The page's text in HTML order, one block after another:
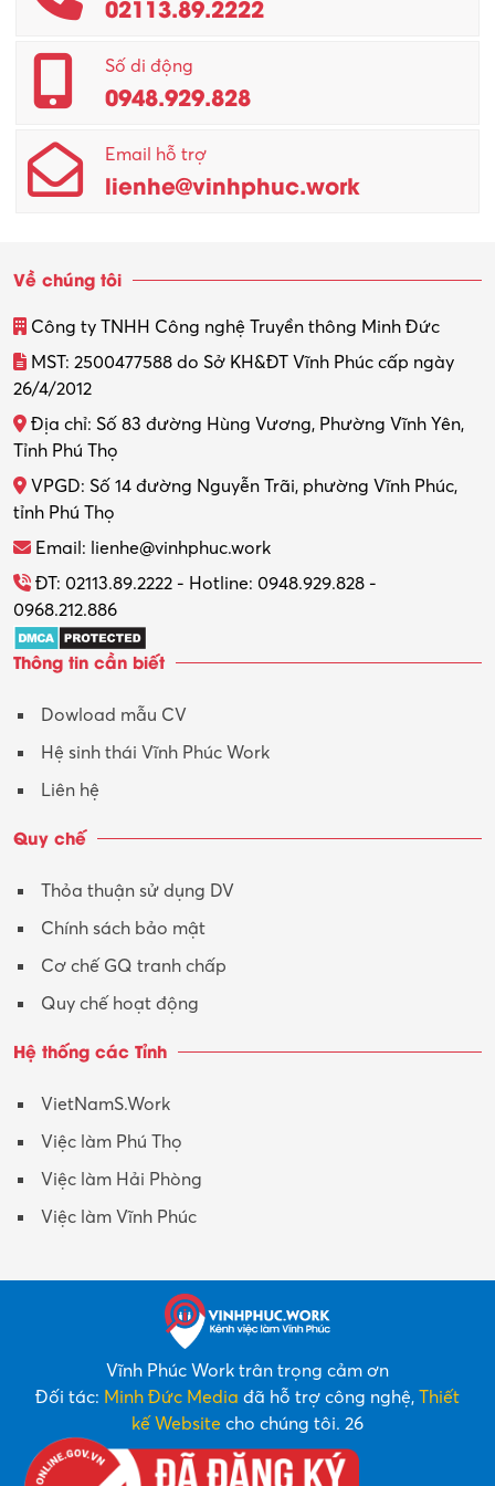
Promotion Girl (PG)
Quản lý – Giám đốc
Quản lý chất lượng – QC
Quản lý sản xuất
Quản trị kinh doanh
Thiết kế nội thất
Thợ máy – Ô tô – Xe máy
Thực tập
Tổ chức sự kiện – Quà tặng
Trợ lý
Tư vấn
Tư vấn – Kiến trúc
Y tế-Dược
02113.89.2222
Số di động
0948.929.828
Email hỗ trợ
lienhe@vinhphuc.work
Về chúng tôi
Công ty TNHH Công nghệ Truyền thông Minh Đức
MST: 2500477588 do Sở KH&ĐT Vĩnh Phúc cấp ngày
26/4/2012
Địa chỉ: Số 83 đường Hùng Vương, Phường Vĩnh Yên,
Tỉnh Phú Thọ
VPGD: Số 14 đường Nguyễn Trãi, phường Vĩnh Phúc,
tỉnh Phú Thọ
Email: lienhe@vinhphuc.work
ĐT: 02113.89.2222 - Hotline: 0948.929.828 -
0968.212.886
Thông tin cần biết
Dowload mẫu CV
Hệ sinh thái Vĩnh Phúc Work
Liên hệ
Quy chế
Thỏa thuận sử dụng DV
Chính sách bảo mật
Cơ chế GQ tranh chấp
Quy chế hoạt động
Hệ thống các Tỉnh
VietNamS.Work
Việc làm Phú Thọ
Việc làm Hải Phòng
Việc làm Vĩnh Phúc
Vĩnh Phúc Work trân trọng cảm ơn
Đối tác: Minh Đức Media đã hỗ trợ công nghệ, Thiết
kế Website cho chúng tôi. 26